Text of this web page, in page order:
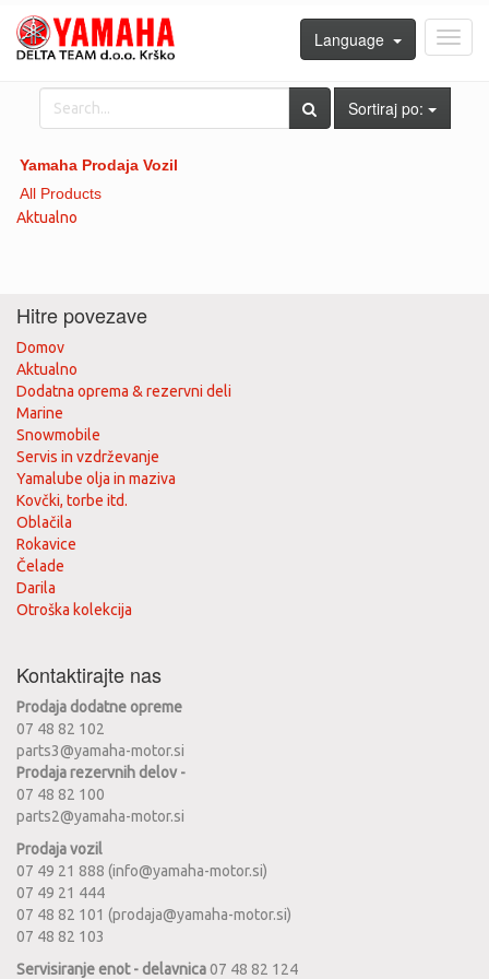
Language
Sortiraj po:
Yamaha Prodaja Vozil
All Products
Aktualno
Hitre povezave
Domov
Aktualno
Dodatna oprema & rezervni deli
Marine
Snowmobile
Servis in vzdrževanje
Yamalube olja in maziva
Kovčki, torbe itd.
Oblačila
Rokavice
Čelade
Darila
Otroška kolekcija
Kontaktirajte nas
Prodaja dodatne opreme
07 48 82 102
parts3@yamaha-motor.si
Prodaja rezervnih delov -
07 48 82 100
parts2@yamaha-motor.si
Prodaja vozil
07 49 21 888 (info@yamaha-motor.si)
07 49 21 444
07 48 82 101 (prodaja@yamaha-motor.si)
07 48 82 103
Servisiranje enot - delavnica07 48 82 124